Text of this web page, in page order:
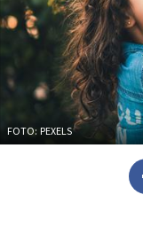
FOTO: PEXELS